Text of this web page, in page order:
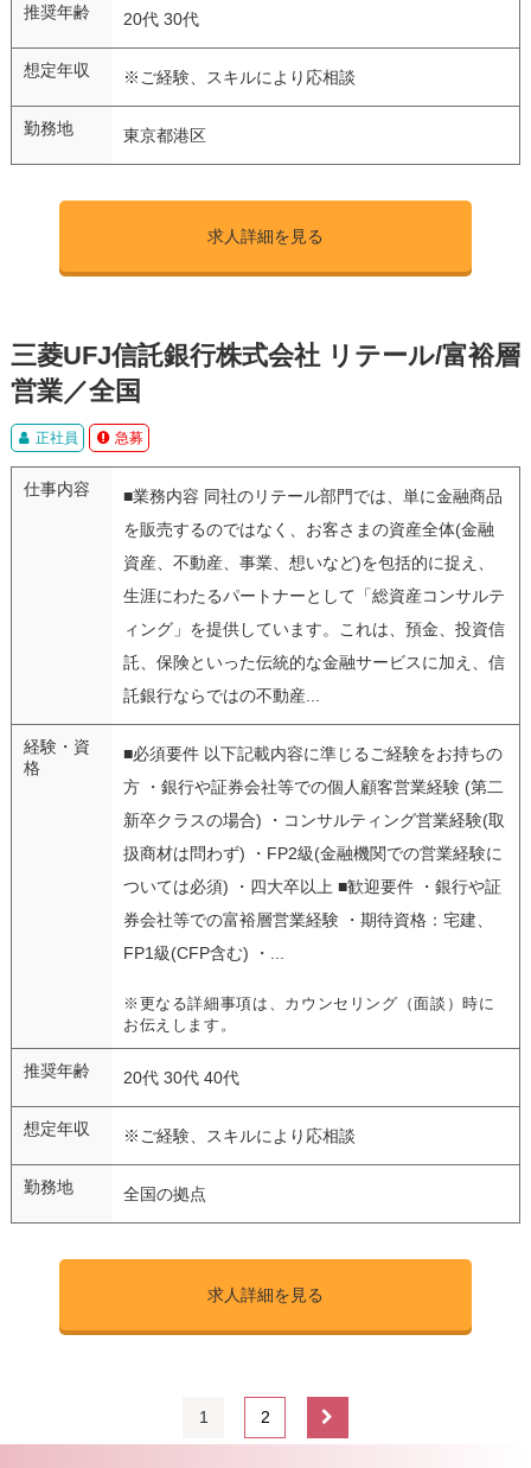
推奨年齢 20代 30代
想定年収 ※ご経験、スキルにより応相談
勤務地 東京都港区
求人詳細を見る
三菱UFJ信託銀行株式会社 リテール/富裕層
営業／全国
正社員 急募
仕事内容
■業務内容 同社のリテール部門では、単に金融商品
を販売するのではなく、お客さまの資産全体(金融
資産、不動産、事業、想いなど)を包括的に捉え、
生涯にわたるパートナーとして「総資産コンサルテ
ィング」を提供しています。これは、預金、投資信
託、保険といった伝統的な金融サービスに加え、信
託銀行ならではの不動産...
経験・資
格
■必須要件 以下記載内容に準じるご経験をお持ちの
方 ・銀行や証券会社等での個人顧客営業経験 (第二
新卒クラスの場合) ・コンサルティング営業経験(取
扱商材は問わず) ・FP2級(金融機関での営業経験に
ついては必須) ・四大卒以上 ■歓迎要件 ・銀行や証
券会社等での富裕層営業経験 ・期待資格：宅建、
FP1級(CFP含む) ・...
※更なる詳細事項は、カウンセリング（面談）時に
お伝えします。
推奨年齢 20代 30代 40代
想定年収 ※ご経験、スキルにより応相談
勤務地 全国の拠点
求人詳細を見る
1 2